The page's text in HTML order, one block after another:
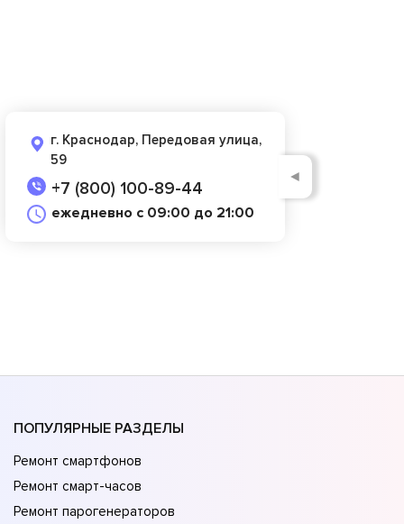
г. Краснодар, Передовая улица,
59
+7 (800) 100-89-44
ежедневно с 09:00 до 21:00
◄
ПОПУЛЯРНЫЕ РАЗДЕЛЫ
Ремонт смартфонов
Ремонт смарт-часов
Ремонт парогенераторов